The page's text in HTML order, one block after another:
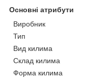
Основні атрибути
Виробник
Тип
Вид килима
Склад килима
Форма килима